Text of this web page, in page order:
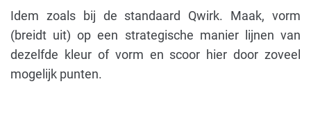
Idem zoals bij de standaard Qwirk. Maak, vorm
(breidt uit) op een strategische manier lijnen van
dezelfde kleur of vorm en scoor hier door zoveel
mogelijk punten.